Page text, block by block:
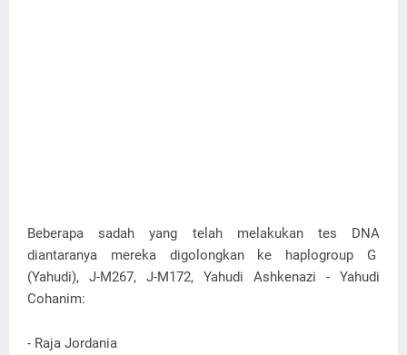
Beberapa sadah yang telah melakukan tes DNA
diantaranya mereka digolongkan ke haplogroup G
(Yahudi), J-M267, J-M172, Yahudi Ashkenazi - Yahudi
Cohanim:
- Raja Jordania